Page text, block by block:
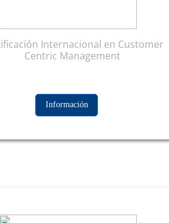
Internacional en Customer
Centric Management
Información